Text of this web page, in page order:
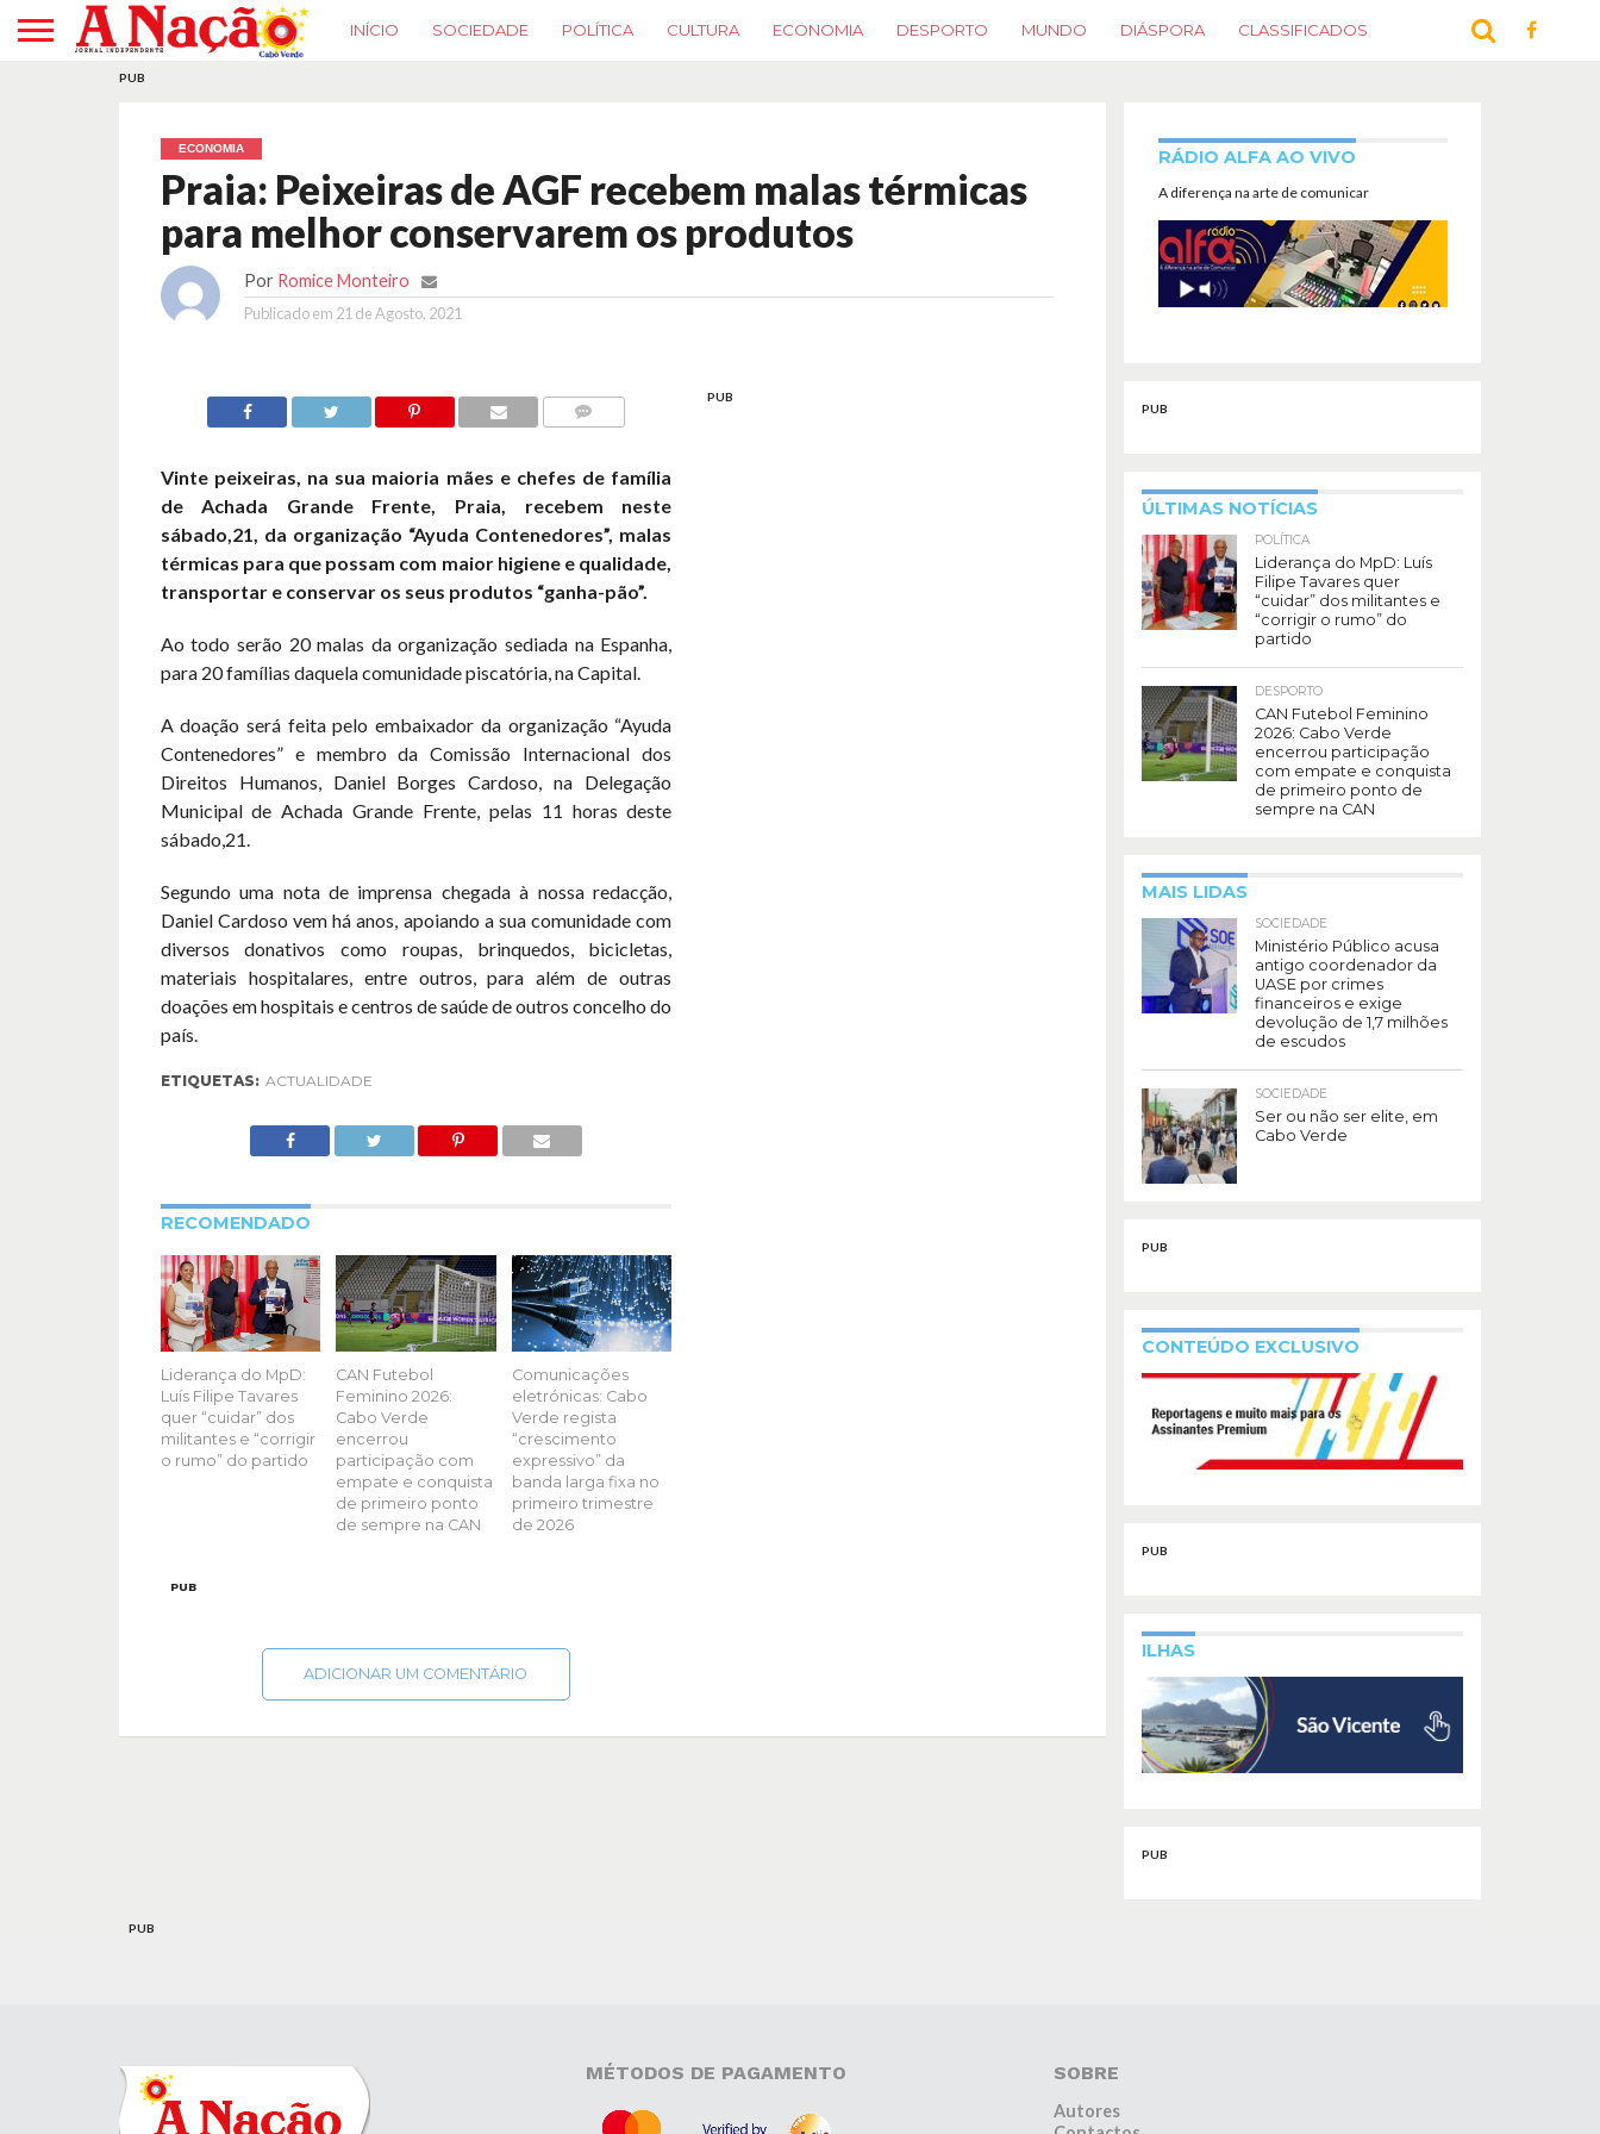
INÍCIO SOCIEDADE POLÍTICA CULTURA ECONOMIA DESPORTO MUNDO DIÁSPORA CLASSIFICADOS
PUB
ECONOMIA
Praia: Peixeiras de AGF recebem malas térmicas
para melhor conservarem os produtos
Por Romice Monteiro
Publicado em 21 de Agosto, 2021
Vinte peixeiras, na sua maioria mães e chefes de família
de Achada Grande Frente, Praia, recebem neste
sábado,21, da organização “Ayuda Contenedores”, malas
térmicas para que possam com maior higiene e qualidade,
transportar e conservar os seus produtos “ganha-pão”.
Ao todo serão 20 malas da organização sediada na Espanha,
para 20 famílias daquela comunidade piscatória, na Capital.
A doação será feita pelo embaixador da organização “Ayuda
Contenedores” e membro da Comissão Internacional dos
Direitos Humanos, Daniel Borges Cardoso, na Delegação
Municipal de Achada Grande Frente, pelas 11 horas deste
sábado,21.
Segundo uma nota de imprensa chegada à nossa redacção,
Daniel Cardoso vem há anos, apoiando a sua comunidade com
diversos donativos como roupas, brinquedos, bicicletas,
materiais hospitalares, entre outros, para além de outras
doações em hospitais e centros de saúde de outros concelho do
país.
ETIQUETAS: ACTUALIDADE
RECOMENDADO
Liderança do MpD:
Luís Filipe Tavares
quer “cuidar” dos
militantes e “corrigir
o rumo” do partido
CAN Futebol
Feminino 2026:
Cabo Verde
encerrou
participação com
empate e conquista
de primeiro ponto
de sempre na CAN
Comunicações
eletrónicas: Cabo
Verde regista
“crescimento
expressivo” da
banda larga fixa no
primeiro trimestre
de 2026
PUB
ADICIONAR UM COMENTÁRIO
PUB
RÁDIO ALFA AO VIVO
A diferença na arte de comunicar
PUB
ÚLTIMAS NOTÍCIAS
POLÍTICA
Liderança do MpD: Luís
Filipe Tavares quer
“cuidar” dos militantes e
“corrigir o rumo” do
partido
DESPORTO
CAN Futebol Feminino
2026: Cabo Verde
encerrou participação
com empate e conquista
de primeiro ponto de
sempre na CAN
MAIS LIDAS
SOCIEDADE
Ministério Público acusa
antigo coordenador da
UASE por crimes
financeiros e exige
devolução de 1,7 milhões
de escudos
SOCIEDADE
Ser ou não ser elite, em
Cabo Verde
PUB
CONTEÚDO EXCLUSIVO
PUB
ILHAS
PUB
PUB
MÉTODOS DE PAGAMENTO SOBRE
Autores